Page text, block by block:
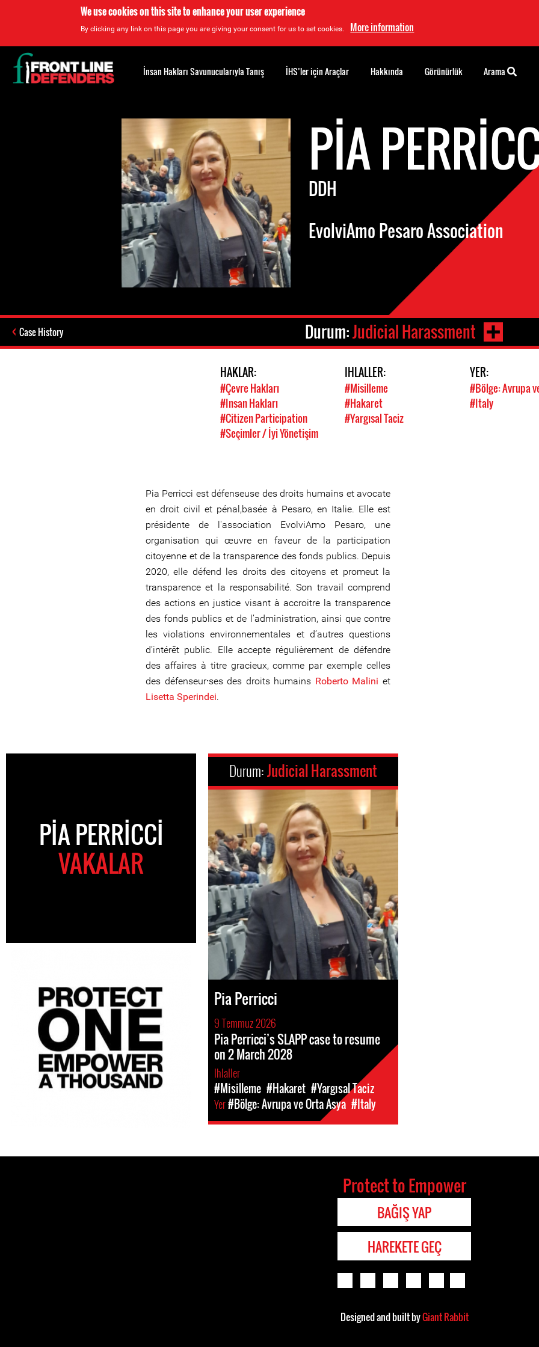
We use cookies on this site to enhance your user experience
By clicking any link on this page you are giving your consent for us to set cookies. More information
PIA
DDH
EvolviAmo Pesaro Association
Case History Durum:Judicial Harassment
HAKLAR:
#Çevre Hakları
#Insan Hakları
#Citizen Participation
#Seçimler / İyi Yönetişim
IHLALLER:
#Misilleme
#Hakaret
#Yargısal Taciz
YER:
#Bölge: Avrupa
#Italy
Pia Perricci est défenseuse des droits humains et avocate
en droit civil et pénal,basée à Pesaro, en Italie. Elle est
présidente de l'association EvolviAmo Pesaro, une
organisation qui œuvre en faveur de la participation
citoyenne et de la transparence des fonds publics. Depuis
2020, elle défend les droits des citoyens et promeut la
transparence et la responsabilité. Son travail comprend
des actions en justice visant à accroitre la transparence
des fonds publics et de l’administration, ainsi que contre
les violations environnementales et d’autres questions
d’intérêt public. Elle accepte régulièrement de défendre
des affaires à titre gracieux, comme par exemple celles
des défenseur⸱ses des droits humains Roberto Malini et
Lisetta Sperindei.
PIA PERRICCI
VAKALAR
Durum:Judicial Harassment
Pia Perricci
9 Temmuz 2026
Pia Perricci’s SLAPP case to resume
on 2 March 2028
Ihlaller
#Misilleme #Hakaret #Yargısal Taciz
Yer#Bölge: Avrupa ve Orta Asya #Italy
Back
to
top
İnsan Hakları Savunucularıyla Tanış İHS’ler için Araçlar Hakkında Görünürlük Arama
Protect to Empower
BAĞIŞ YAP
HAREKETE GEÇ
Designed and built byGiant Rabbit